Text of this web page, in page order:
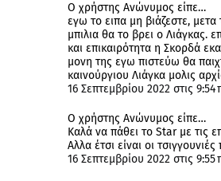
Ο χρήστης Ανώνυμος είπε…
εγω το ειπα μη βιάζεστε,
μπιλια θα το βρει ο Λιάγκας.
και επικαιρότητα η Σκορδά
μονη της εγω πιστεύω θα
καινούργιου Λιάγκα μολις
16 Σεπτεμβρίου 2022 στις 9:54
Ο χρήστης Ανώνυμος είπε…
Καλά να πάθει το Star με τις
Αλλα έτσι είναι οι
16 Σεπτεμβρίου 2022 στις 9:55